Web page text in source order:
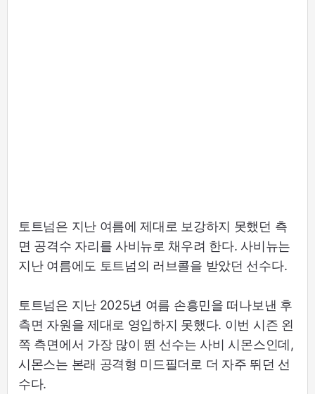
토트넘은 지난 여름에 제대로 보강하지 못했던 측
면 공격수 자리를 사비뉴로 채우려 한다. 사비뉴는
지난 여름에도 토트넘의 러브콜을 받았던 선수다.
토트넘은 지난 2025년 여름 손흥민을 떠나보낸 후
측면 자원을 제대로 영입하지 못했다. 이번 시즌 왼
쪽 측면에서 가장 많이 뛴 선수는 사비 시몬스인데,
시몬스는 본래 공격형 미드필더로 더 자주 뛰던 선
수다.